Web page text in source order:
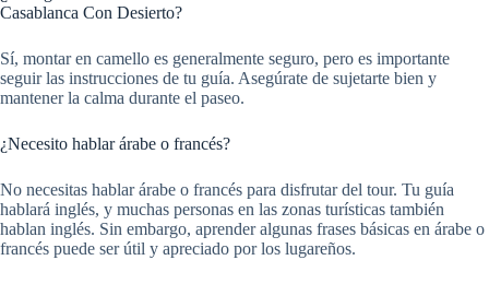
Casablanca Con Desierto?
Sí, montar en camello es generalmente seguro, pero es importante
seguir las instrucciones de tu guía. Asegúrate de sujetarte bien y
mantener la calma durante el paseo.
¿Necesito hablar árabe o francés?
No necesitas hablar árabe o francés para disfrutar del tour. Tu guía
hablará inglés, y muchas personas en las zonas turísticas también
hablan inglés. Sin embargo, aprender algunas frases básicas en árabe o
francés puede ser útil y apreciado por los lugareños.